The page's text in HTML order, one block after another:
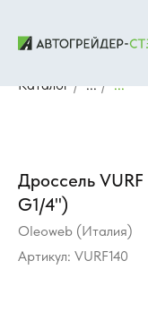
Каталог / ... / ...
Дроссель
G1/4")
Oleoweb (Италия)
Артикул: VURF140